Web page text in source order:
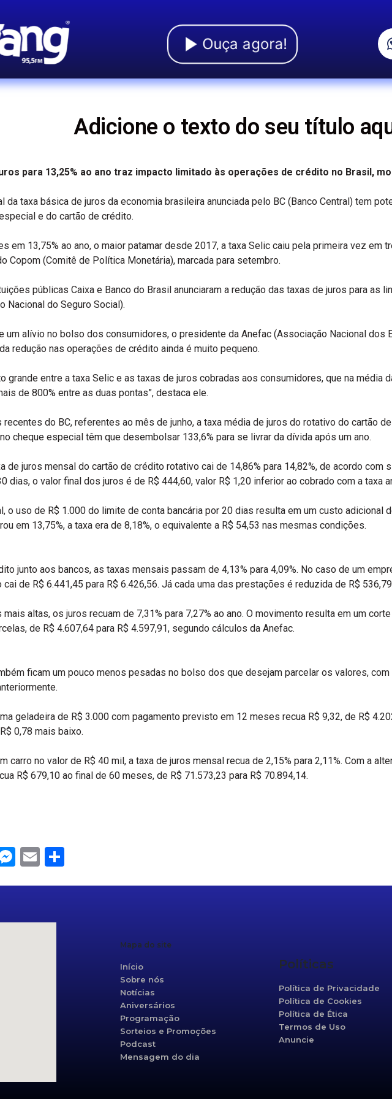
Ouça agora!
Adicione o texto do seu título
para 13,25% ao ano traz impacto limitado às operações de crédito no Brasil,
da taxa básica de juros da economia brasileira anunciada pelo BC (Banco Central) tem
e do cartão de crédito.
em 13,75% ao ano, o maior patamar desde 2017, a taxa Selic caiu pela primeira vez em
Copom (Comitê de Política Monetária), marcada para setembro.
públicas Caixa e Banco do Brasil anunciaram a redução das taxas de juros para as
Nacional do Seguro Social).
um alívio no bolso dos consumidores, o presidente da Anefac (Associação Nacional
redução nas operações de crédito ainda é muito pequeno.
grande entre a taxa Selic e as taxas de juros cobradas aos consumidores, que na média
de 800% entre as duas pontas”, destaca ele.
do BC, referentes ao mês de junho, a taxa média de juros do rotativo do cartão
cheque especial têm que desembolsar 133,6% para se livrar da dívida após um ano.
de juros mensal do cartão de crédito rotativo cai de 14,86% para 14,82%, de acordo com
dias, o valor final dos juros é de R$ 444,60, valor R$ 1,20 inferior ao cobrado com a taxa
o uso de R$ 1.000 do limite de conta bancária por 20 dias resulta em um custo adicional
em 13,75%, a taxa era de 8,18%, o equivalente a R$ 54,53 nas mesmas condições.
junto aos bancos, as taxas mensais passam de 4,13% para 4,09%. No caso de um
de R$ 6.441,45 para R$ 6.426,56. Já cada uma das prestações é reduzida de R$
altas, os juros recuam de 7,31% para 7,27% ao ano. O movimento resulta em um
de R$ 4.607,64 para R$ 4.597,91, segundo cálculos da Anefac.
ficam um pouco menos pesadas no bolso dos que desejam parcelar os valores,
geladeira de R$ 3.000 com pagamento previsto em 12 meses recua R$ 9,32, de R$
0,78 mais baixo.
carro no valor de R$ 40 mil, a taxa de juros mensal recua de 2,15% para 2,11%. Com a
R$ 679,10 ao final de 60 meses, de R$ 71.573,23 para R$ 70.894,14.
Messenger
Email
Mapa do site
Início
Sobre nós
Notícias
Aniversários
Programação
Sorteios e Promoções
Podcast
Mensagem do dia
Políticas
Política de Privacidade
Política de Cookies
Política de Ética
Termos de Uso
Anuncie